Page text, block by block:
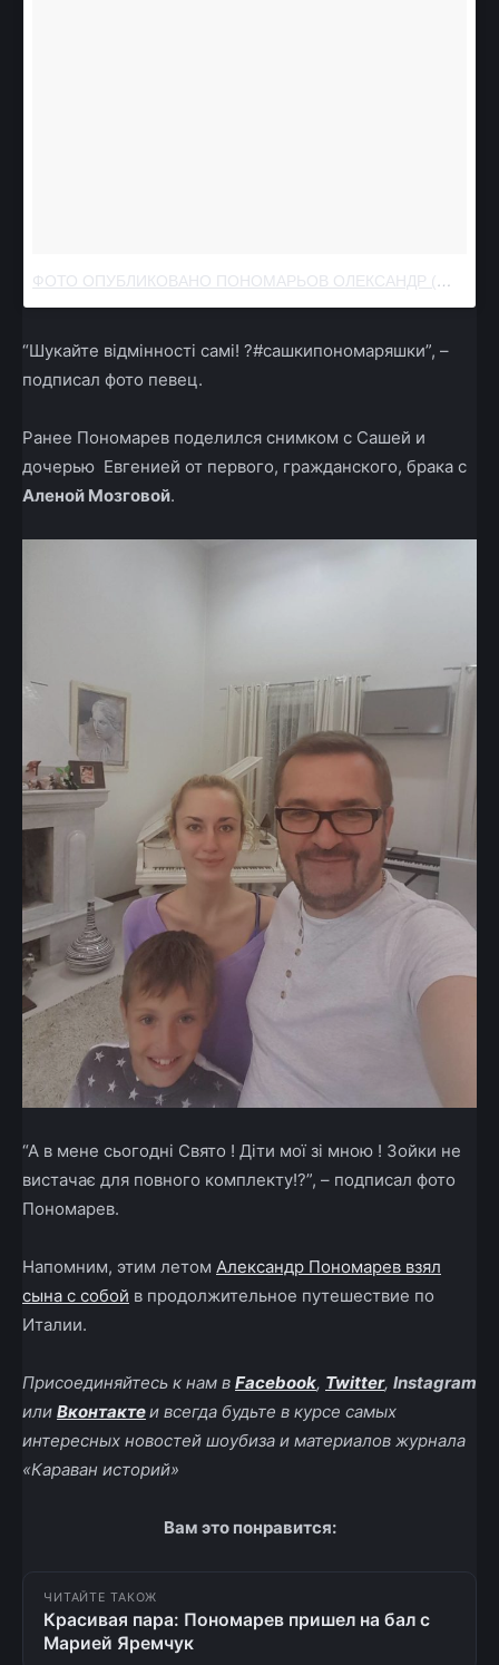
ФОТО ОПУБЛИКОВАНО ПОНОМАРЬОВ ОЛЕКСАНДР (@PONOMARYOVOLEKSANDR)
“Шукайте відмінності самі! ?#сашкипономаряшки”, –
подписал фото певец.
Ранее Пономарев поделился снимком с Сашей и
дочерью Евгенией от первого, гражданского, брака с
Аленой Мозговой.
“А в мене сьогодні Свято ! Діти мої зі мною ! Зойки не
вистачає для повного комплекту!?”, – подписал фото
Пономарев.
Напомним, этим летом Александр Пономарев взял
сына с собой в продолжительное путешествие по
Италии.
Присоединяйтесь к нам в Facebook, Twitter, Instagram
или Вконтактеи всегда будьте в курсе самых
интересных новостей шоубиза и материалов журнала
«Караван историй»
Вам это понравится:
ЧИТАЙТЕ ТАКОЖ
Красивая пара: Пономарев пришел на бал с
Марией Яремчук